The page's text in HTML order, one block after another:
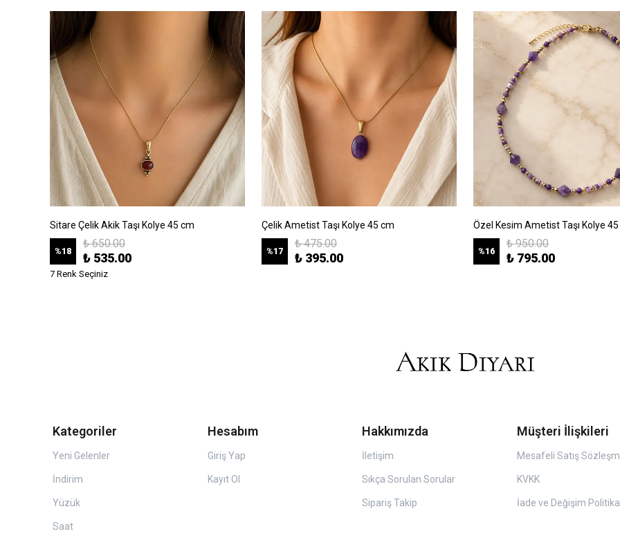
Sitare Çelik Akik Taşı Kolye 45 cm
%18
₺ 650.00
₺ 535.00
7 Renk Seçiniz
Çelik Ametist Taşı Kolye 45 cm
%17
₺ 475.00
₺ 395.00
Özel Kesim Ametist Taşı Kolye
%16
₺ 950.00
₺ 795.00
Kategoriler
Yeni Gelenler
İndirim
Yüzük
Saat
Hesabım
Giriş Yap
Kayıt Ol
Hakkımızda
İletişim
Sıkça Sorulan Sorular
Sipariş Takip
Müşteri İlişkileri
Mesafeli Satış
KVKK
İade ve Değişim